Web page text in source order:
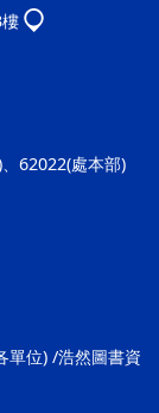
62022(處本部)
單位) /浩然圖書資